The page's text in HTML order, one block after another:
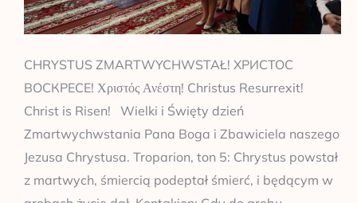
CHRYSTUS ZMARTWYCHWSTAŁ! ХРИСТОС
ВОСКРЕСЕ! Χριστός Ανέστη! Christus Resurrexit!
Christ is Risen! Wielki i Święty dzień
Zmartwychwstania Pana Boga i Zbawiciela naszego
Jezusa Chrystusa. Troparion, ton 5: Chrystus powstał
z martwych, śmiercią podeptał śmierć, i będącym w